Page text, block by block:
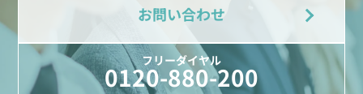
お問い合わせ
フリーダイヤル
0120-880-200